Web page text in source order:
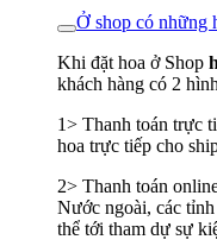
Ở shop có những
Khi đặt hoa ở Shop
khách hàng có 2
1> Thanh toán trực
hoa trực tiếp cho
2> Thanh toán
Nước ngoài, các
thể tới tham dự sự